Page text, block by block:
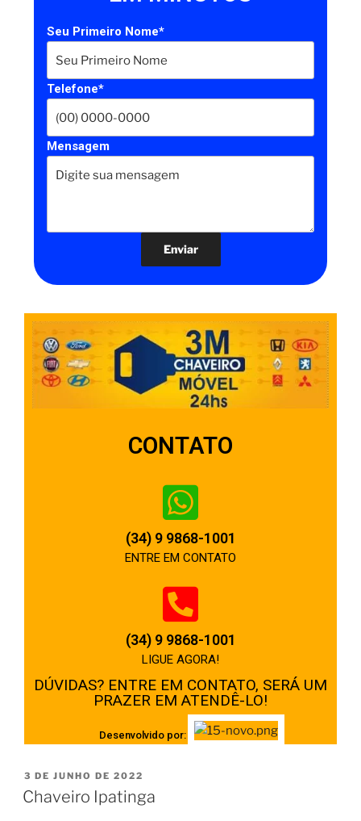
Seu Primeiro Nome*
Telefone*
Mensagem
CONTATO
(34) 9 9868-1001
ENTRE EM CONTATO
(34) 9 9868-1001
LIGUE AGORA!
DÚVIDAS? ENTRE EM CONTATO, SERÁ UM
PRAZER EM ATENDÊ-LO!
Desenvolvido por:
3 DE JUNHO DE 2022
Chaveiro Ipatinga